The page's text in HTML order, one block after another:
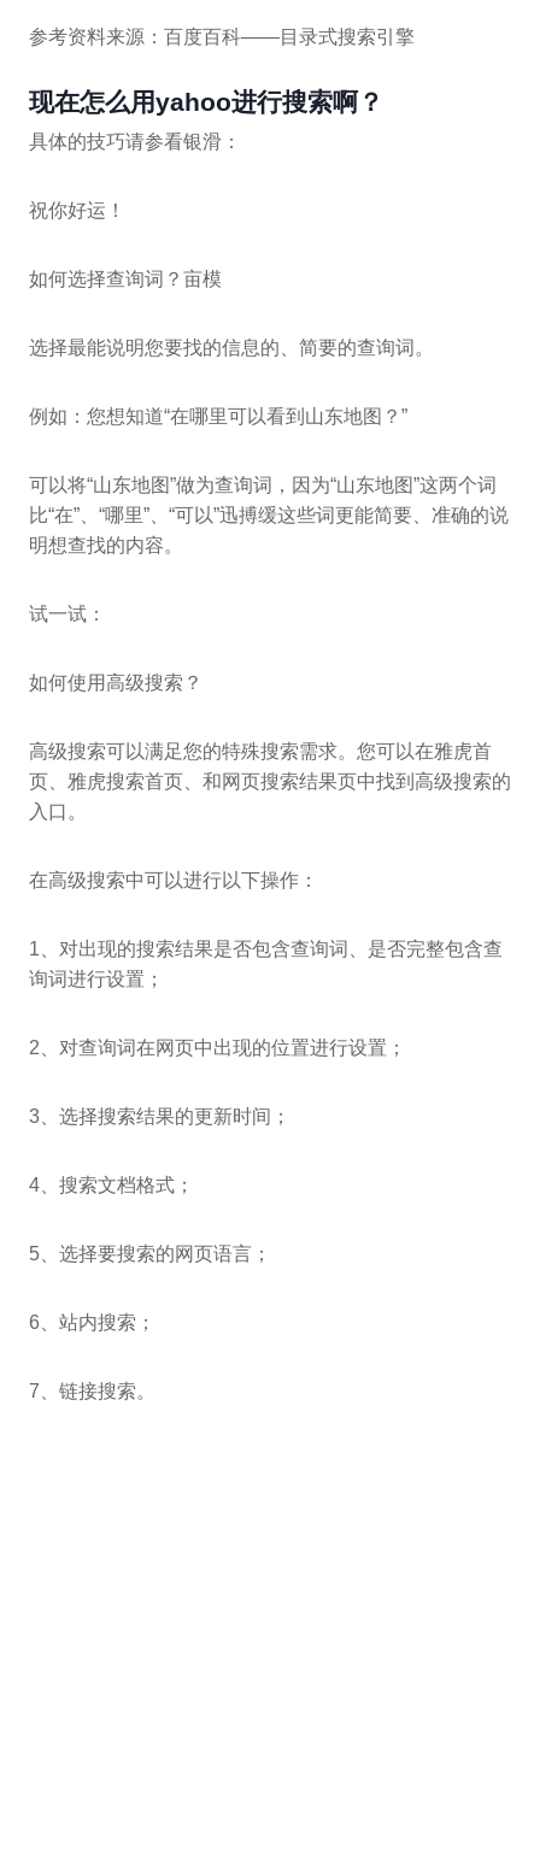
参考资料来源：百度百科——目录式搜索引擎
现在怎么用yahoo进行搜索啊？
具体的技巧请参看银滑：
祝你好运！
如何选择查询词？亩模
选择最能说明您要找的信息的、简要的查询词。
例如：您想知道“在哪里可以看到山东地图？”
可以将“山东地图”做为查询词，因为“山东地图”这两个词
比“在”、“哪里”、“可以”迅搏缓这些词更能简要、准确的说
明想查找的内容。
试一试：
如何使用高级搜索？
高级搜索可以满足您的特殊搜索需求。您可以在雅虎首
页、雅虎搜索首页、和网页搜索结果页中找到高级搜索的
入口。
在高级搜索中可以进行以下操作：
1、对出现的搜索结果是否包含查询词、是否完整包含查
询词进行设置；
2、对查询词在网页中出现的位置进行设置；
3、选择搜索结果的更新时间；
4、搜索文档格式；
5、选择要搜索的网页语言；
6、站内搜索；
7、链接搜索。